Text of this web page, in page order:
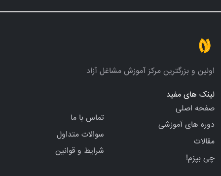
اولین و بزرگترین مرکز آموزش مشاغل آزاد
لینک های مفید
صفحه اصلی
دوره های آموزشی
مقالات
چی بپزم!
تماس با ما
سوالات متداول
شرایط و قوانین